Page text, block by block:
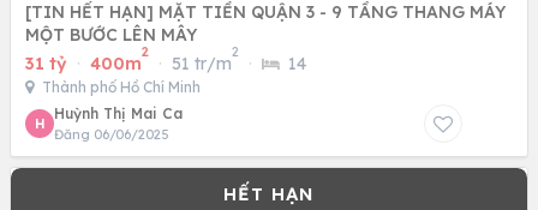
[TIN HẾT HẠN] MẶT TIỀN QUẬN 3 - 9 TẦNG THANG MÁY
MỘT BƯỚC LÊN MÂY
31 tỷ · 400m
2
· 51 tr/m
2
· 14
Thành phố Hồ Chí Minh
H
Huỳnh Thị Mai Ca
Đăng 06/06/2025